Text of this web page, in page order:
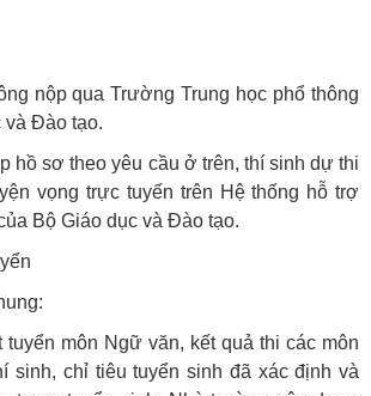
nộp qua Trường Trung học phổ thông
và Đào tạo.
hồ sơ theo yêu cầu ở trên, thí sinh dự thi
vọng trực tuyến trên Hệ thống hỗ trợ
Bộ Giáo dục và Đào tạo.
môn Ngữ văn, kết quả thi các môn
sinh, chỉ tiêu tuyển sinh đã xác định và